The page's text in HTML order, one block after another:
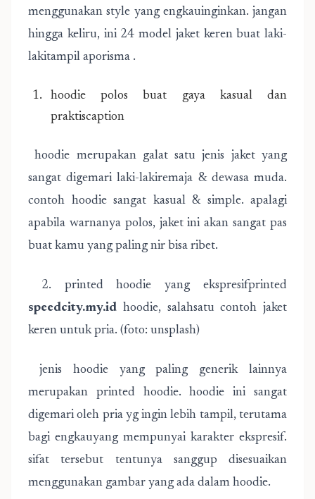
menggunakan style yang engkauinginkan. jangan
hingga keliru, ini 24 model jaket keren buat laki-
lakitampil aporisma .
hoodie polos buat gaya kasual dan
praktiscaption
hoodie merupakan galat satu jenis jaket yang
sangat digemari laki-lakiremaja & dewasa muda.
contoh hoodie sangat kasual & simple. apalagi
apabila warnanya polos, jaket ini akan sangat pas
buat kamu yang paling nir bisa ribet.
2. printed hoodie yang ekspresifprinted
speedcity.my.id hoodie, salahsatu contoh jaket
keren untuk pria. (foto: unsplash)
jenis hoodie yang paling generik lainnya
merupakan printed hoodie. hoodie ini sangat
digemari oleh pria yg ingin lebih tampil, terutama
bagi engkauyang mempunyai karakter ekspresif.
sifat tersebut tentunya sanggup disesuaikan
menggunakan gambar yang ada dalam hoodie.